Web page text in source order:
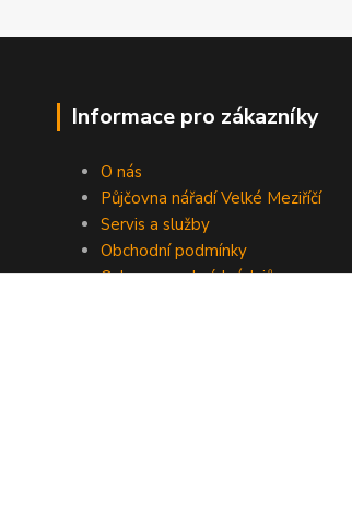
Informace pro zákazníky
O nás
Půjčovna nářadí Velké Meziříčí
Servis a služby
Obchodní podmínky
Ochrana osobních údajů